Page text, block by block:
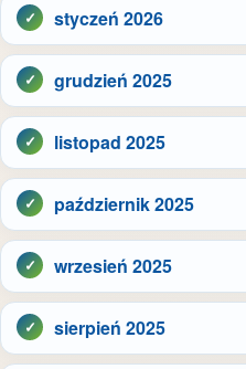
styczeń 2026
grudzień 2025
listopad 2025
październik 2025
wrzesień 2025
sierpień 2025